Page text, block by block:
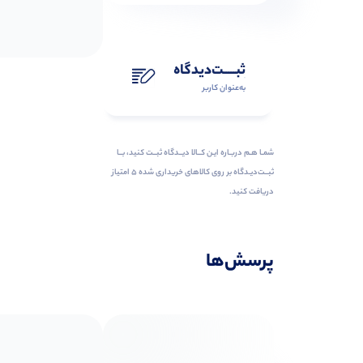
ثبـــــت‌دیدگاه
به‌عنوان کاربر
شمـا هـم دربـاره ایـن کــالا دیــدگاه ثبــت کنید، بــا
ثبــت‌دیـدگاه بر روی کالاهای خریداری شده ۵ امتیاز
دریافت کنید.
پرسش‌ها